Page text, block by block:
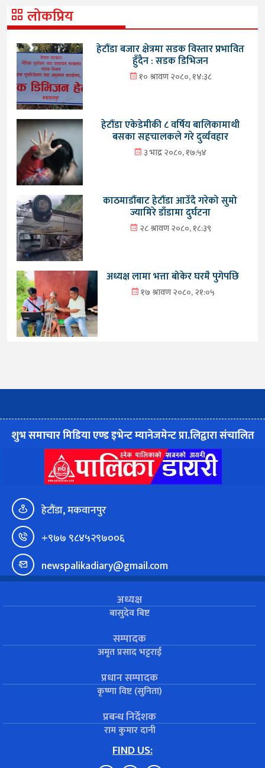
लोकप्रिय
हेटौंडा बजार क्षेत्रमा सडक विस्तार प्रभावित
हुँदैन : सडक डिभिजन
१० श्रावण २०८०, १४:३८
हेटौंडा एकेडेमीकी ८ वर्षिय बालिकामाथी
बसका सहचालकले गरे दुर्व्यवहार
३ भाद्र २०८०, १७:५४
काठमाडौंबाट हेटौंडा आउँदै गरेको सुमो
ज्यामिरे डाँडामा दुर्घटना
२८ श्रावण २०८०, १८:३९
अध्यक्ष लामा भत्ता बोकेर घरमै पुगेपछि
१७ श्रावण २०८०, २१:०५
शुभ समाचार मिडिया एण्ड इभेन्ट म्यानेजमेन्ट प्रा.लिद्वारा संचालित
हेटौंडा, मकवानपुर
+९७७ ९८४५२९७००६
newspalikadiary@gmail.com
अध्यक्ष
बासुदेव बिष्ट
सम्पादक
अमृत प्रसाद भट्टराई
प्रधान सम्पादक
कृष्णा विष्ट (सुनिता)
प्रबन्ध निर्देशक
राम कुमार दानी
FIND US: